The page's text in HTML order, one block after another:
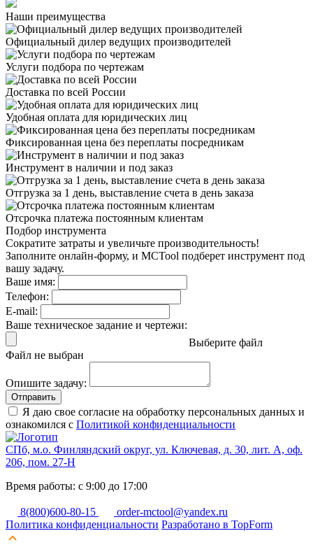
Наши преимущества
Официальный дилер ведущих производителей
Услуги подбора по чертежам
Доставка по всей России
Удобная оплата для юридических лиц
Фиксированная цена без переплаты посредникам
Инструмент в наличии и под заказ
Отгрузка за 1 день, выставление счета в день заказа
Отсрочка платежа постоянным клиентам
Подбор инструмента
Сократите затраты и увеличьте производительность!
Заполните онлайн-форму, и MCTool подберет инструмент под
вашу задачу.
Ваше имя:
Телефон:
E-mail:
Ваше техническое задание и чертежи:
Выберите файл
Файл не выбран
Опишите задачу:
Отправить
Я даю свое согласие на обработку персональных данных и
ознакомился с Политикой конфиденциальности
СПб, м.о. Финляндский округ, ул. Ключевая, д. 30, лит. А, оф.
206, пом. 27-Н
Время работы: с 9:00 до 17:00
8(800)600-80-15
order-mctool@yandex.ru
Политика конфиденциальности Разработано в TopForm